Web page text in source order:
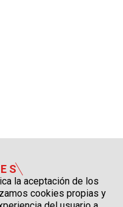
la aceptación de los
cookies propias y